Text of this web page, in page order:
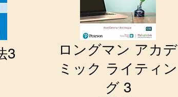
3
ロングマン アカデ
ミック ライティン
グ 3